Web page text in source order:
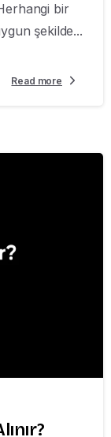
bir
şekilde...
Read more